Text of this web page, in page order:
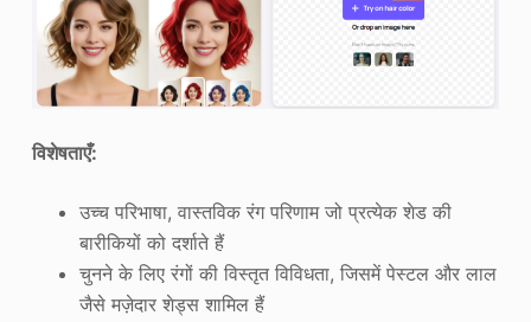
विशेषताएँ:
उच्च परिभाषा, वास्तविक रंग परिणाम जो प्रत्येक शेड की
बारीकियों को दर्शाते हैं
चुनने के लिए रंगों की विस्तृत विविधता, जिसमें पेस्टल और लाल
जैसे मज़ेदार शेड्स शामिल हैं